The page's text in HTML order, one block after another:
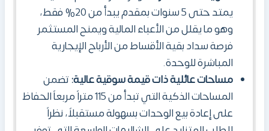
يمتد حتى 5 سنوات بمقدم يبدأ من 20% فقط،
وهو ما يقلل من الأعباء المالية ويمنح المستثمر
فرصة سداد بقية الأقساط من الأرباح الإيجارية
المباشرة للوحدة.
مساحات عائلية ذات قيمة سوقية عالية:تضمن
المساحات الذكية التي تبدأ من 115 متراً مربعاً الحفاظ
على إعادة بيع الوحدات بسهولة مستقبلاً، نظراً